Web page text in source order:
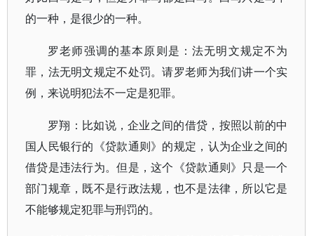
的一种，是很少的一种。
罗老师强调的基本原则是：法无明文规定不为
罪，法无明文规定不处罚。请罗老师为我们讲一个实
例，来说明犯法不一定是犯罪。
罗翔：比如说，企业之间的借贷，按照以前的中
国人民银行的《贷款通则》的规定，认为企业之间的
借贷是违法行为。但是，这个《贷款通则》只是一个
部门规章，既不是行政法规，也不是法律，所以它是
不能够规定犯罪与刑罚的。